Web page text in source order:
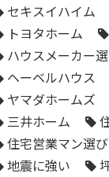
セキスイハイム
トヨタホーム
ハウスメーカー
ヘーベルハウス
ヤマダホームズ
三井ホーム
住宅営業マン選び
地震に強い